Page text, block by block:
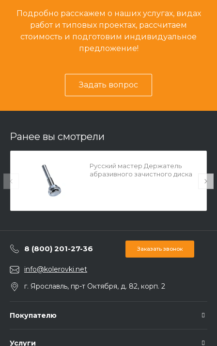
Подробно расскажем о наших услугах, видах
работ и типовых проектах, рассчитаем
стоимость и подготовим индивидуальное
предложение!
Задать вопрос
Ранее вы смотрели
Русский мастер Держатель
абразивного зачистного диска
8 (800) 201-27-36 Заказать звонок
info@kolerovki.net
г. Ярославль, пр-т Октября, д. 82, корп. 2
Покупателю
Услуги